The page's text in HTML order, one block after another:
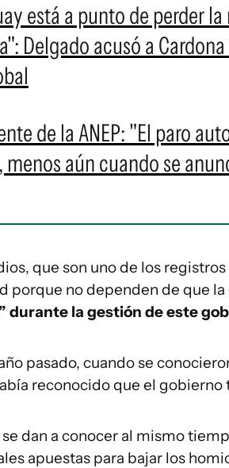
está a punto de perder
Delgado acusó a
de la ANEP: "El paro
menos aún cuando se
que son uno de los
porque no dependen de que
durante la gestión de este
pasado, cuando se
reconocido que el gobierno
se dan a conocer al mismo
apuestas para bajar los